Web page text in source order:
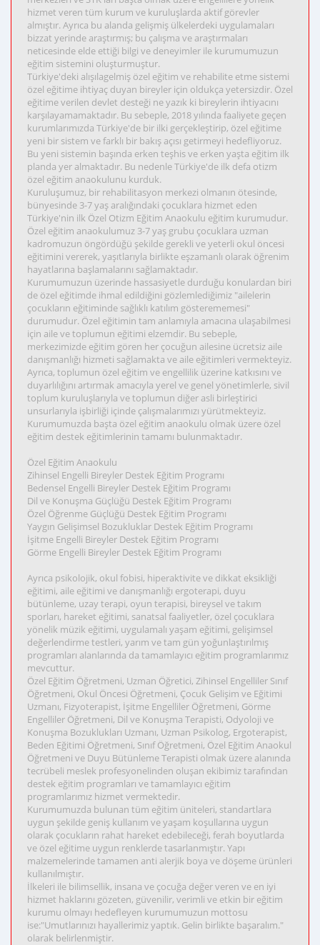
hizmet veren tüm kurum ve kuruluşlarda aktif görevler
almıştır. Ayrıca bu alanda gelişmiş ülkelerdeki uygulamaları
bizzat yerinde araştırmış; bu çalışma ve araştırmaları
neticesinde elde ettiği bilgi ve deneyimler ile kurumumuzun
eğitim sistemini oluşturmuştur.
Türkiye'deki alışılagelmiş özel eğitim ve rehabilite etme sistemi
özel eğitime ihtiyaç duyan bireyler için oldukça yetersizdir. Özel
eğitime verilen devlet desteği ne yazık ki bireylerin ihtiyacını
karşılayamamaktadır. Bu sebeple, 2018 yılında faaliyete geçen
kurumlarımızda Türkiye'de bir ilki gerçekleştirip, özel eğitime
yeni bir sistem ve farklı bir bakış açısı getirmeyi hedefliyoruz.
Bu yeni sistemin başında erken teşhis ve erken yaşta eğitim ilk
planda yer almaktadır. Bu nedenle Türkiye'de ilk defa otizm
özel eğitim anaokulunu kurduk.
Kuruluşumuz, bir rehabilitasyon merkezi olmanın ötesinde,
bünyesinde 3-7 yaş aralığındaki çocuklara hizmet eden
Türkiye'nin ilk Özel Otizm Eğitim Anaokulu eğitim kurumudur.
Özel eğitim anaokulumuz 3-7 yaş grubu çocuklara uzman
kadromuzun öngördüğü şekilde gerekli ve yeterli okul öncesi
eğitimini vererek, yaşıtlarıyla birlikte eşzamanlı olarak öğrenim
hayatlarına başlamalarını sağlamaktadır.
Kurumumuzun üzerinde hassasiyetle durduğu konulardan biri
de özel eğitimde ihmal edildiğini gözlemlediğimiz "ailelerin
çocukların eğitiminde sağlıklı katılım gösterememesi"
durumudur. Özel eğitimin tam anlamıyla amacına ulaşabilmesi
için aile ve toplumun eğitimi elzemdir. Bu sebeple,
merkezimizde eğitim gören her çocuğun ailesine ücretsiz aile
danışmanlığı hizmeti sağlamakta ve aile eğitimleri vermekteyiz.
Ayrıca, toplumun özel eğitim ve engellilik üzerine katkısını ve
duyarlılığını artırmak amacıyla yerel ve genel yönetimlerle, sivil
toplum kuruluşlarıyla ve toplumun diğer asli birleştirici
unsurlarıyla işbirliği içinde çalışmalarımızı yürütmekteyiz.
Kurumumuzda başta özel eğitim anaokulu olmak üzere özel
eğitim destek eğitimlerinin tamamı bulunmaktadır.
Özel Eğitim Anaokulu
Zihinsel Engelli Bireyler Destek Eğitim Programı
Bedensel Engelli Bireyler Destek Eğitim Programı
Dil ve Konuşma Güçlüğü Destek Eğitim Programı
Özel Öğrenme Güçlüğü Destek Eğitim Programı
Yaygın Gelişimsel Bozukluklar Destek Eğitim Programı
İşitme Engelli Bireyler Destek Eğitim Programı
Görme Engelli Bireyler Destek Eğitim Programı
Ayrıca psikolojik, okul fobisi, hiperaktivite ve dikkat eksikliği
eğitimi, aile eğitimi ve danışmanlığı ergoterapi, duyu
bütünleme, uzay terapi, oyun terapisi, bireysel ve takım
sporları, hareket eğitimi, sanatsal faaliyetler, özel çocuklara
yönelik müzik eğitimi, uygulamalı yaşam eğitimi, gelişimsel
değerlendirme testleri, yarım ve tam gün yoğunlaştırılmış
programları alanlarında da tamamlayıcı eğitim programlarımız
mevcuttur.
Özel Eğitim Öğretmeni, Uzman Öğretici, Zihinsel Engelliler Sınıf
Öğretmeni, Okul Öncesi Öğretmeni, Çocuk Gelişim ve Eğitimi
Uzmanı, Fizyoterapist, İşitme Engelliler Öğretmeni, Görme
Engelliler Öğretmeni, Dil ve Konuşma Terapisti, Odyoloji ve
Konuşma Bozuklukları Uzmanı, Uzman Psikolog, Ergoterapist,
Beden Eğitimi Öğretmeni, Sınıf Öğretmeni, Özel Eğitim Anaokul
Öğretmeni ve Duyu Bütünleme Terapisti olmak üzere alanında
tecrübeli meslek profesyonelinden oluşan ekibimiz tarafından
destek eğitim programları ve tamamlayıcı eğitim
programlarımız hizmet vermektedir.
Kurumumuzda bulunan tüm eğitim üniteleri, standartlara
uygun şekilde geniş kullanım ve yaşam koşullarına uygun
olarak çocukların rahat hareket edebileceği, ferah boyutlarda
ve özel eğitime uygun renklerde tasarlanmıştır. Yapı
malzemelerinde tamamen anti alerjik boya ve döşeme ürünleri
kullanılmıştır.
İlkeleri ile bilimsellik, insana ve çocuğa değer veren ve en iyi
hizmet haklarını gözeten, güvenilir, verimli ve etkin bir eğitim
kurumu olmayı hedefleyen kurumumuzun mottosu
ise:"Umutlarınızı hayallerimiz yaptık. Gelin birlikte başaralım."
olarak belirlenmiştir.